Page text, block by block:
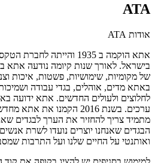
ATA
אודות ATA
אתא הוקמה ב 1935 והייתה
בישראל. לאורך שנות קיומה נודעה אתא
של מקומיות, שימושיות, פשטות, איכות
באתא מדים, אוהלים, בגדי עבודה
לחלוצים ולעולים החדשים. אתא ידועה
ערכים. בשנת 2016 הקמנו
מתמיד צריך להחזיר את הערך לבגדים
הבגדים שאנחנו יוצרים נועדו לשרת
ואותנטי על החיים שלנו ועל התרבות